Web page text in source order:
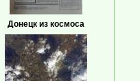
Донецк из космоса